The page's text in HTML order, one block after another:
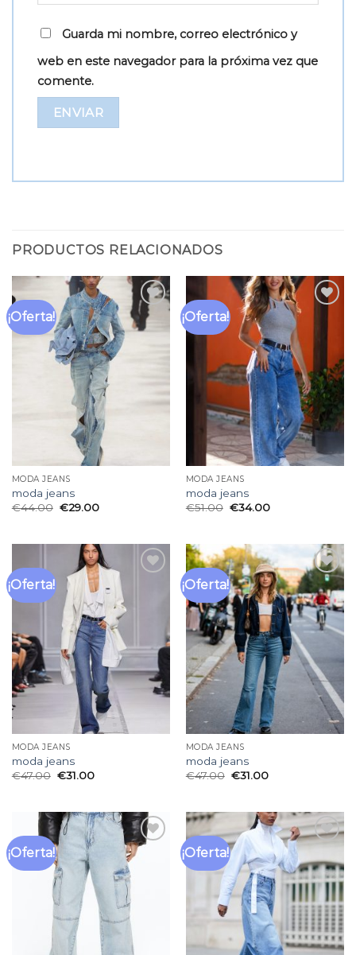
Guarda mi nombre, correo electrónico y
web en este navegador para la próxima vez que
comente.
PRODUCTOS RELACIONADOS
¡Oferta!
Añadir
a la
MODA JEANS
moda jeans
€44.00 €29.00
¡Oferta!
deseos
MODA JEANS
moda jeans
€51.00 €34.00
¡Oferta!
MODA JEANS
moda jeans
€47.00 €31.00
¡Oferta!
Añadir
a la
lista
de
deseos
MODA JEANS
moda jeans
€47.00 €31.00
¡Oferta!
Añadir
¡Oferta!
a la
lista
de
deseos